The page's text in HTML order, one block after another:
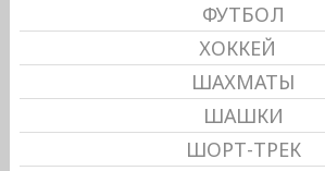
ФУТБОЛ
ХОККЕЙ
ШАХМАТЫ
ШАШКИ
ШОРТ-ТРЕК